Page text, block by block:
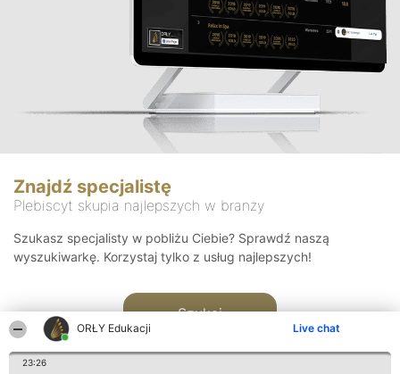
ORŁY Edukacji Live chat
23:26
Znajdź specjalistę
Plebiscyt skupia najlepszych w branży
Szukasz specjalisty w pobliżu Ciebie? Sprawdź naszą
wyszukiwarkę. Korzystaj tylko z usług najlepszych!
Szukaj